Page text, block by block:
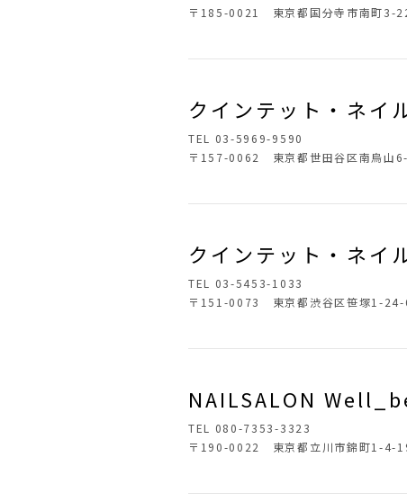
〒185-0021 東京都国分寺市南町3-
クインテット・ネイ
TEL 03-5969-9590
〒157-0062 東京都世田谷区南烏山
クインテット・ネイ
TEL 03-5453-1033
〒151-0073 東京都渋谷区笹塚1-24-
NAILSALON
TEL 080-7353-3323
〒190-0022 東京都立川市錦町1-4-